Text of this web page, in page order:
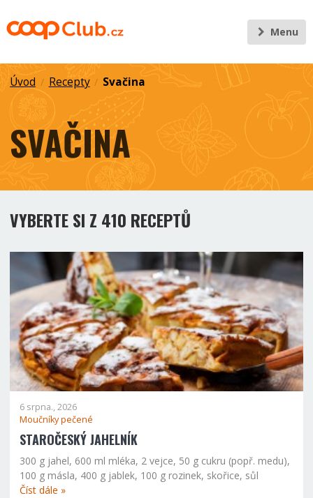
Menu
Úvod / Recepty / Svačina
SVAČINA
VYBERTE SI Z 410 RECEPTŮ
6 srpna., 2026
Moučníky pečené
STAROČESKÝ JAHELNÍK
300 g jahel, 600 ml mléka, 2 vejce, 50 g cukru (popř. medu),
100 g másla, 400 g jablek, 100 g rozinek, skořice, sůl
Číst dále »